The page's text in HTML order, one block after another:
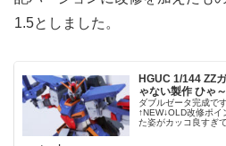
1.5としました。
HGUC 1/144 ZZ
ゃない製作 ひゃ
ダブルゼータ完成で
↑NEW↓OLD改修ポ
た姿がカッコ良すぎ